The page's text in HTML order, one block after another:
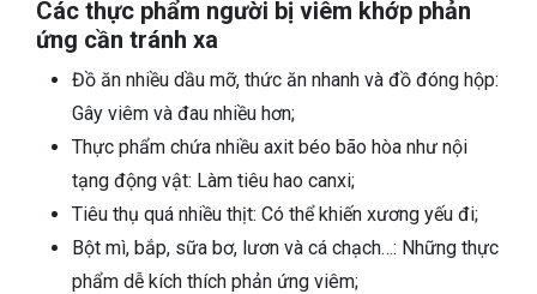
Các thực phẩm người bị viêm khớp phản
ứng cần tránh xa
Đồ ăn nhiều dầu mỡ, thức ăn nhanh và đồ đóng hộp:
Gây viêm và đau nhiều hơn;
Thực phẩm chứa nhiều axit béo bão hòa như nội
tạng động vật: Làm tiêu hao canxi;
Tiêu thụ quá nhiều thịt: Có thể khiến xương yếu đi;
Bột mì, bắp, sữa bơ, lươn và cá chạch…: Những thực
phẩm dễ kích thích phản ứng viêm;